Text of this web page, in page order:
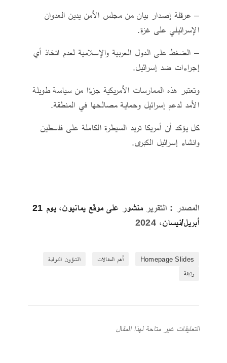
– عرقلة إصدار بيان من مجلس الأمن يدين العدوان
الإسرائيلي على غزة.
– الضغط على الدول العربية والإسلامية لعدم اتخاذ أي
إجراءات ضد إسرائيل.
وتعتبر هذه الممارسات الأمريكية جزءًا من سياسة طويلة
الأمد لدعم إسرائيل وحماية مصالحها في المنطقة.
كل يؤكد أن أمريكا تريد السيطرة الكاملة على فلسطين
وانشاء إسرائيل الكبرى.
المصدر : التقرير
منشور على موقع يمانيون، يوم 21
أبريل/نيسان، 2024
Homepage Slides أهم المقالات
الشؤون الدولية
وثيقة
التعليقات غير متاحة لهذا المقال